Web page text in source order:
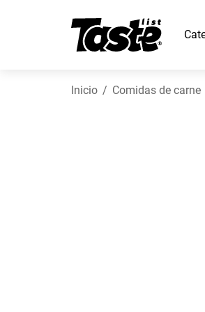
Inicio Comidas de carne